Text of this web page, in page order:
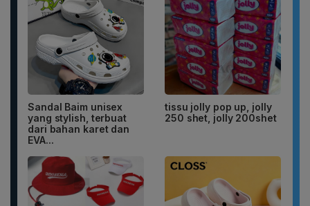
Sandal Baim unisex
yang stylish, terbuat
dari bahan karet dan
EVA...
tissu jolly pop up, jolly
250 shet, jolly 200shet